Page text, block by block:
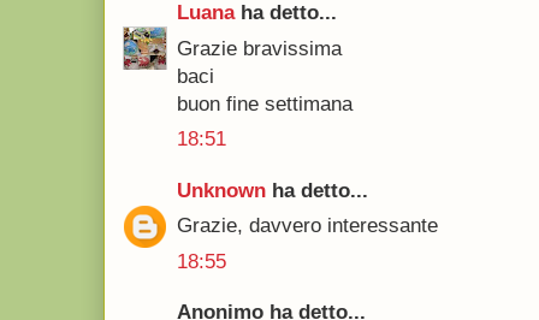
Luana ha detto...
Grazie bravissima
baci
buon fine settimana
18:51
Unknown ha detto...
Grazie, davvero interessante
18:55
Anonimo ha detto...